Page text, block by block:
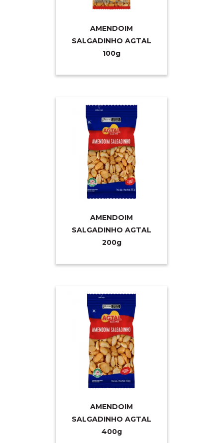
AMENDOIM
SALGADINHO AGTAL
100g
AMENDOIM
SALGADINHO AGTAL
200g
AMENDOIM
SALGADINHO AGTAL
400g